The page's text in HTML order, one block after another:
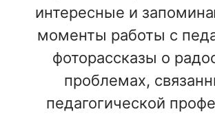
интересные и
моменты работы с
фоторассказы о
проблемах,
педагогической